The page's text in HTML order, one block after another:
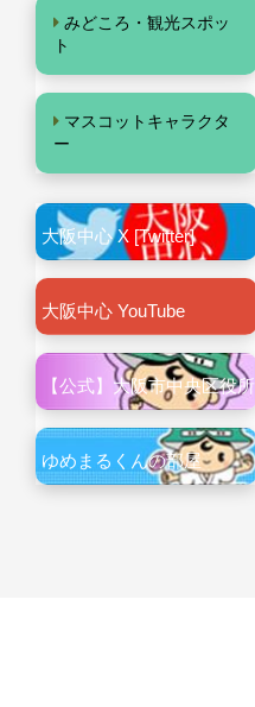
みどころ・観光スポッ
ト
マスコットキャラクタ
ー
大阪中心 X [Twitter]
大阪中心 YouTube
【公式】大阪市中央区役所
ゆめまるくんの部屋